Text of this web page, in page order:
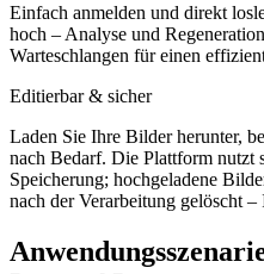
Einfach anmelden und direkt
hoch – Analyse und
Warteschlangen für einen
Editierbar & sicher
Laden Sie Ihre Bilder herunter,
nach Bedarf. Die Plattform nutzt
Speicherung; hochgeladene
nach der Verarbeitung gelöscht